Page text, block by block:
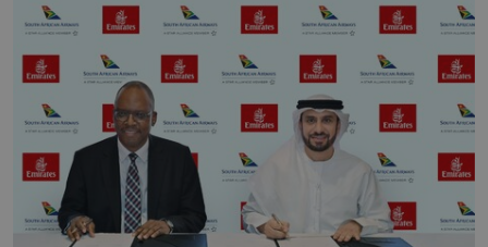
letního koupání. Stačí se však podívat